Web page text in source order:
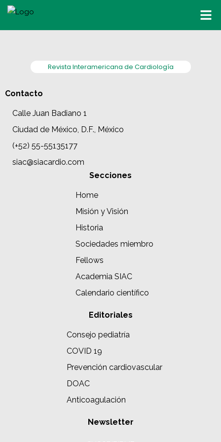
Revista Interamericana de Cardiología
Contacto
Calle Juan Badiano 1
Ciudad de México, D.F., México
(+52) 55-55135177
siac@siacardio.com
Secciones
Home
Misión y Visión
Historia
Sociedades miembro
Fellows
Academia SIAC
Calendario científico
Editoriales
Consejo pediatría
COVID 19
Prevención cardiovascular
DOAC
Anticoagulación
Newsletter